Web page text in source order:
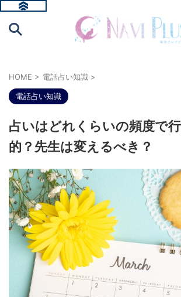
HOME > 電話占い知識 >
電話占い知識
占いはどれくらいの頻度で
的？先生は変えるべき？